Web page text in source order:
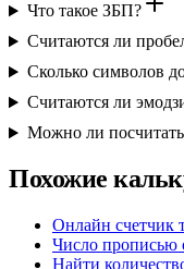
Что такое ЗБП?
Считаются ли
Сколько символов
Считаются ли
Можно ли
Похожие
Онлайн счетчик
Число прописью
Найти